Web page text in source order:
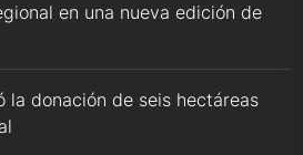
en una nueva edición de
la donación de seis hectáreas